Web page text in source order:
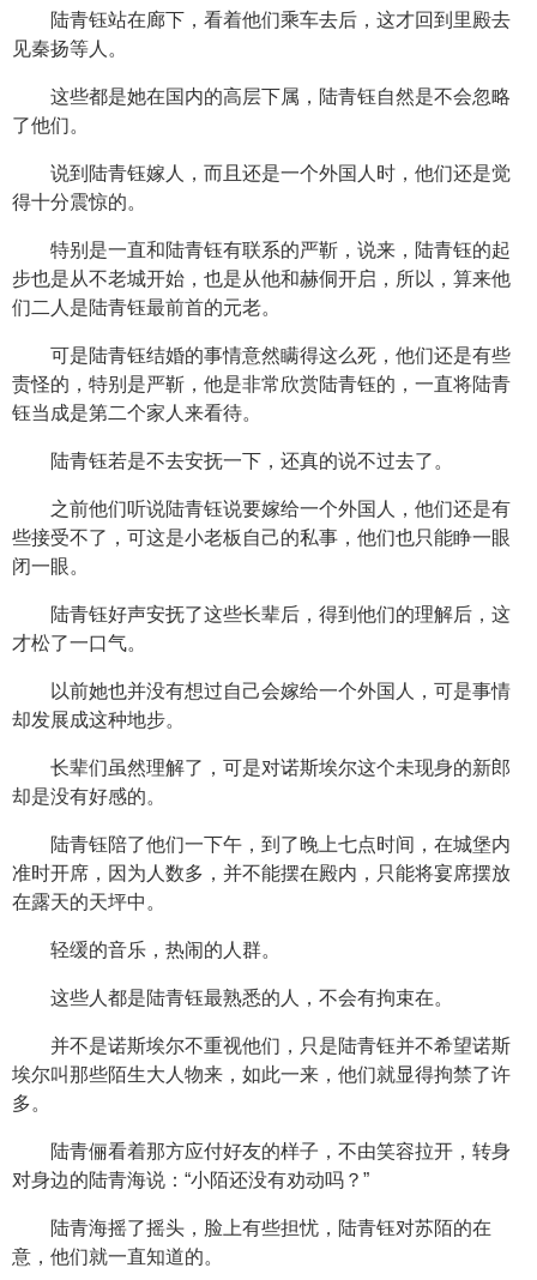
陆青钰站在廊下，看着他们乘车去后，这才回到里殿去
见秦扬等人。
这些都是她在国内的高层下属，陆青钰自然是不会忽略
了他们。
说到陆青钰嫁人，而且还是一个外国人时，他们还是觉
得十分震惊的。
特别是一直和陆青钰有联系的严靳，说来，陆青钰的起
步也是从不老城开始，也是从他和赫侗开启，所以，算来他
们二人是陆青钰最前首的元老。
可是陆青钰结婚的事情意然瞒得这么死，他们还是有些
责怪的，特别是严靳，他是非常欣赏陆青钰的，一直将陆青
钰当成是第二个家人来看待。
陆青钰若是不去安抚一下，还真的说不过去了。
之前他们听说陆青钰说要嫁给一个外国人，他们还是有
些接受不了，可这是小老板自己的私事，他们也只能睁一眼
闭一眼。
陆青钰好声安抚了这些长辈后，得到他们的理解后，这
才松了一口气。
以前她也并没有想过自己会嫁给一个外国人，可是事情
却发展成这种地步。
长辈们虽然理解了，可是对诺斯埃尔这个未现身的新郎
却是没有好感的。
陆青钰陪了他们一下午，到了晚上七点时间，在城堡内
准时开席，因为人数多，并不能摆在殿内，只能将宴席摆放
在露天的天坪中。
轻缓的音乐，热闹的人群。
这些人都是陆青钰最熟悉的人，不会有拘束在。
并不是诺斯埃尔不重视他们，只是陆青钰并不希望诺斯
埃尔叫那些陌生大人物来，如此一来，他们就显得拘禁了许
多。
陆青俪看着那方应付好友的样子，不由笑容拉开，转身
对身边的陆青海说：“小陌还没有劝动吗？”
陆青海摇了摇头，脸上有些担忧，陆青钰对苏陌的在
意，他们就一直知道的。